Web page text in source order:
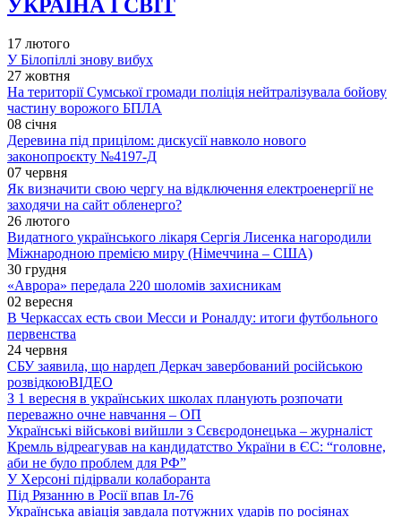
УКРАЇНА І СВІТ
17 лютого
У Білопіллі знову вибух
27 жовтня
На території Сумської громади поліція нейтралізувала бойову
частину ворожого БПЛА
08 січня
Деревина під прицілом: дискусії навколо нового
законопроєкту №4197-Д
07 червня
Як визначити свою чергу на відключення електроенергії не
заходячи на сайт обленерго?
26 лютого
Видатного українського лікаря Сергія Лисенка нагородили
Міжнародною премією миру (Німеччина – США)
30 грудня
«Аврора» передала 220 шоломів захисникам
02 вересня
В Черкассах есть свои Месси и Роналду: итоги футбольного
первенства
24 червня
СБУ заявила, що нардеп Деркач завербований російською
розвідкоюВІДЕО
З 1 вересня в українських школах планують розпочати
переважно очне навчання – ОП
Українські військові вийшли з Сєвєродонецька – журналіст
Кремль відреагував на кандидатство України в ЄС: “головне,
аби не було проблем для РФ”
У Херсоні підірвали колаборанта
Під Рязанню в Росії впав Іл-76
Українська авіація завдала потужних ударів по росіянах